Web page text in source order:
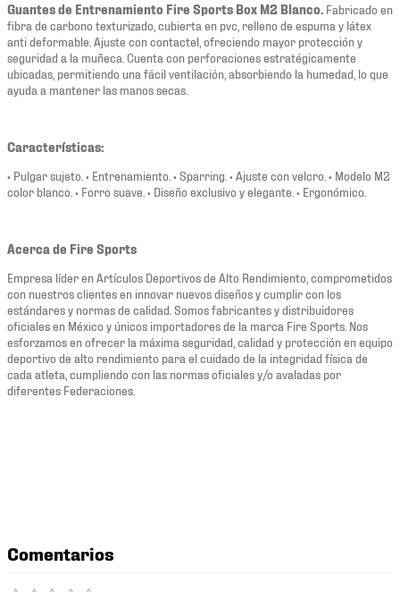
Guantes de Entrenamiento Fire Sports Box M2 Blanco. Fabricado en
fibra de carbono texturizado, cubierta en pvc, relleno de espuma y látex
anti deformable. Ajuste con contactel, ofreciendo mayor protección y
seguridad a la muñeca. Cuenta con perforaciones estratégicamente
ubicadas, permitiendo una fácil ventilación, absorbiendo la humedad, lo que
ayuda a mantener las manos secas.
Características:
• Pulgar sujeto. • Entrenamiento. • Sparring. • Ajuste con velcro. • Modelo M2
color blanco. • Forro suave. • Diseño exclusivo y elegante. • Ergonómico.
Acerca de Fire Sports
Empresa líder en Artículos Deportivos de Alto Rendimiento, comprometidos
con nuestros clientes en innovar nuevos diseños y cumplir con los
estándares y normas de calidad. Somos fabricantes y distribuidores
oficiales en México y únicos importadores de la marca Fire Sports. Nos
esforzamos en ofrecer la máxima seguridad, calidad y protección en equipo
deportivo de alto rendimiento para el cuidado de la integridad física de
cada atleta, cumpliendo con las normas oficiales y/o avaladas por
diferentes Federaciones.
Comentarios